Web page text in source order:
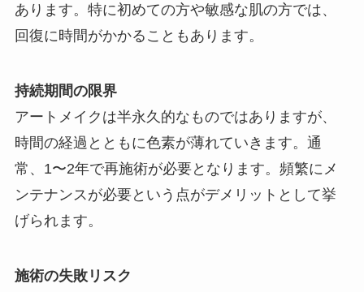
あります。特に初めての方や敏感な肌の方では、
回復に時間がかかることもあります。
持続期間の限界
アートメイクは半永久的なものではありますが、
時間の経過とともに色素が薄れていきます。通
常、1〜2年で再施術が必要となります。頻繁にメ
ンテナンスが必要という点がデメリットとして挙
げられます。
施術の失敗リスク